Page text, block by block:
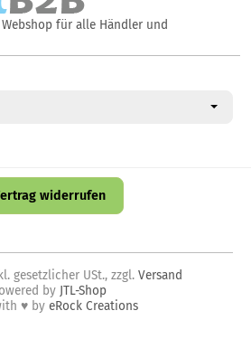
für alle Händler und
widerrufen
gesetzlicher USt., zzgl. Versand
by JTL-Shop
♥ by eRock Creations